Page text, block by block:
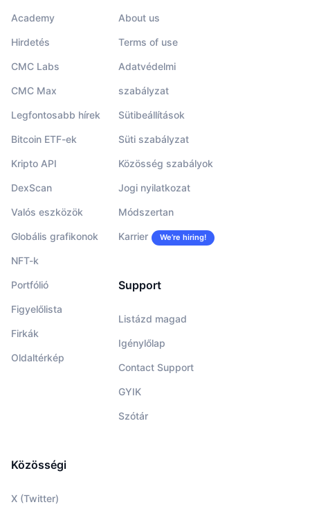
Academy
Hirdetés
CMC Labs
CMC Max
Legfontosabb hírek
Bitcoin ETF-ek
Kripto API
DexScan
Valós eszközök
Globális grafikonok
NFT-k
Portfólió
Figyelőlista
Firkák
Oldaltérkép
About us
Terms of use
Adatvédelmi
szabályzat
Sütibeállítások
Süti szabályzat
Közösség szabályok
Jogi nyilatkozat
Módszertan
Karrier We’re hiring!
Support
Listázd magad
Igénylőlap
Contact Support
GYIK
Szótár
Közösségi
X (Twitter)